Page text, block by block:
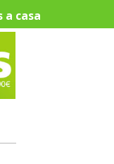
casa